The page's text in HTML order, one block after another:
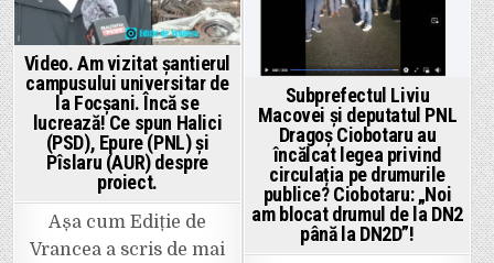
Video. Am vizitat șantierul
campusului universitar de
la Focșani. Încă se
lucrează! Ce spun Halici
(PSD), Epure (PNL) și
Pîslaru (AUR) despre
proiect.
Așa cum Ediție de
Vrancea a scris de mai
Subprefectul Liviu
Macovei și deputatul PNL
Dragoș Ciobotaru au
încălcat legea privind
circulația pe drumurile
publice? Ciobotaru: „Noi
am blocat drumul de la DN2
până la DN2D”!